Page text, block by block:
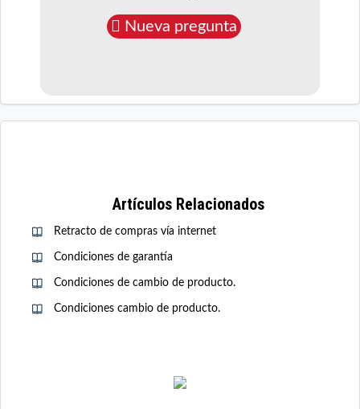
Nueva pregunta
Artículos Relacionados
Retracto de compras vía internet
Condiciones de garantía
Condiciones de cambio de producto.
Condiciones cambio de producto.